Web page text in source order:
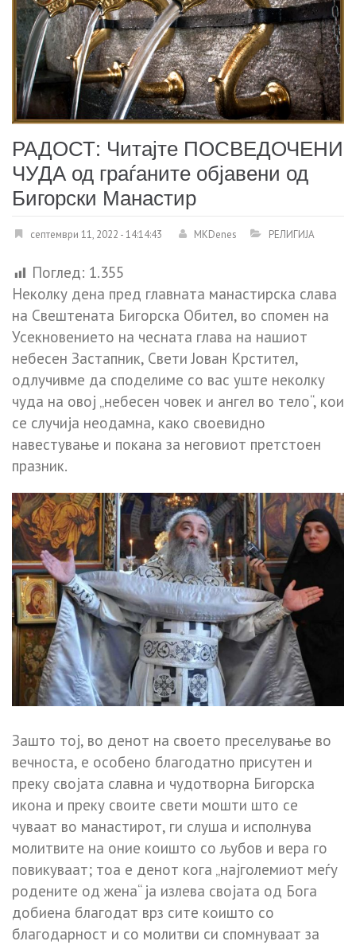
РАДОСТ: Читајте ПОСВЕДОЧЕНИ
ЧУДА од граѓаните објавени од
Бигорски Манастир
септември 11, 2022 - 14:14:43 MKDenes РЕЛИГИЈА
Поглед: 1.355
Неколку дена пред главната манастирска слава
на Свештената Бигорска Обител, во спомен на
Усекновението на чесната глава на нашиот
небесен Застапник, Свети Јован Крстител,
одлучивме да споделиме со вас уште неколку
чуда на овој „небесен човек и ангел во тело“, кои
се случија неодамна, како своевидно
навестување и покана за неговиот претстоен
празник.
Зашто тој, во денот на своето преселување во
вечноста, е особено благодатно присутен и
преку својата славна и чудотворна Бигорска
икона и преку своите свети мошти што се
чуваат во манастирот, ги слуша и исполнува
молитвите на оние коишто со љубов и вера го
повикуваат; тоа е денот кога „најголемиот меѓу
родените од жена“ ја излева својата од Бога
добиена благодат врз сите коишто со
благодарност и со молитви си спомнуваат за